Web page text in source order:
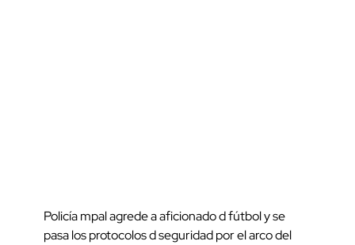
Policía mpal agrede a aficionado d fútbol y se
pasa los protocolos d seguridad por el arco del